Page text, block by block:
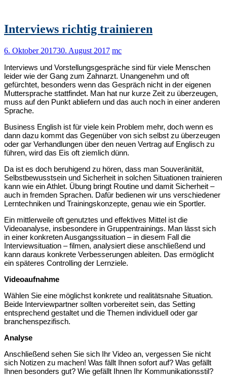
Interviews richtig trainieren
6. Oktober 201730. August 2017 mc
Interviews und Vorstellungsgespräche sind für viele Menschen
leider wie der Gang zum Zahnarzt. Unangenehm und oft
gefürchtet, besonders wenn das Gespräch nicht in der eigenen
Muttersprache stattfindet. Man hat nur kurze Zeit zu überzeugen,
muss auf den Punkt abliefern und das auch noch in einer anderen
Sprache.
Business English ist für viele kein Problem mehr, doch wenn es
dann dazu kommt das Gegenüber von sich selbst zu überzeugen
oder gar Verhandlungen über den neuen Vertrag auf Englisch zu
führen, wird das Eis oft ziemlich dünn.
Da ist es doch beruhigend zu hören, dass man Souveränität,
Selbstbewusstsein und Sicherheit in solchen Situationen trainieren
kann wie ein Athlet. Übung bringt Routine und damit Sicherheit –
auch in fremden Sprachen. Dafür bedienen wir uns verschiedener
Lerntechniken und Trainingskonzepte, genau wie ein Sportler.
Ein mittlerweile oft genutztes und effektives Mittel ist die
Videoanalyse, insbesondere in Gruppentrainings. Man lässt sich
in einer konkreten Ausgangssituation – in diesem Fall die
Interviewsituation – filmen, analysiert diese anschließend und
kann daraus konkrete Verbesserungen ableiten. Das ermöglicht
ein späteres Controlling der Lernziele.
Videoaufnahme
Wählen Sie eine möglichst konkrete und realitätsnahe Situation.
Beide Interviewpartner sollten vorbereitet sein, das Setting
entsprechend gestaltet und die Themen individuell oder gar
branchenspezifisch.
Analyse
Anschließend sehen Sie sich Ihr Video an, vergessen Sie nicht
sich Notizen zu machen! Was fällt Ihnen sofort auf? Was gefällt
Ihnen besonders gut? Wie gefällt Ihnen Ihr Kommunikationsstil?